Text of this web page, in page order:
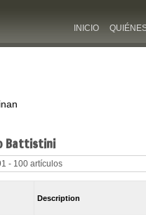
INICIO
Battistini
- 100 artículos
Description